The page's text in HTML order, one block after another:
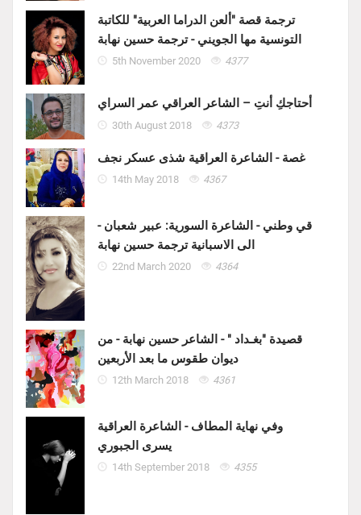
ترجمة قصة "ألعن الدراما العربية" للكاتبة
التونسية مها الجويني - ترجمة حسين نهابة
5th November 2020 4377
أحتاجكِ أنتِ – الشاعر العراقي عمر السراي
30th August 2018 4373
غصة - الشاعرة العراقية شذى عسكر نجف
14th May 2018 4367
قي وطني - الشاعرة السورية: عبير شعبان -
الى الاسبانية ترجمة حسين نهابة
22nd March 2020 4364
قصيدة "بغـداد " - الشاعر حسين نهابة - من
ديوان طقوس ما بعد الأربعين
12th March 2018 4361
وفي نهاية المطاف - الشاعرة العراقية
يسرى الجبوري
14th September 2018 4355